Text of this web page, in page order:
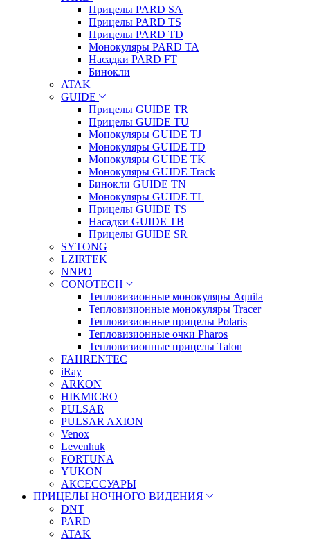
Прицелы PARD SA
Прицелы PARD TS
Прицелы PARD TD
Монокуляры PARD TA
Насадки PARD FT
Бинокли
ATAK
GUIDE
Прицелы GUIDE TR
Прицелы GUIDE TU
Монокуляры GUIDE TJ
Монокуляры GUIDE TD
Монокуляры GUIDE TK
Монокуляры GUIDE Track
Бинокли GUIDE TN
Монокуляры GUIDE TL
Прицелы GUIDE TS
Насадки GUIDE TB
Прицелы GUIDE SR
SYTONG
LZIRTEK
NNPO
CONOTECH
Тепловизионные монокуляры Aquila
Тепловизионные монокуляры Tracer
Тепловизионные прицелы Polaris
Тепловизионные очки Pharos
Тепловизионные прицелы Talon
FAHRENTEC
iRay
ARKON
HIKMICRO
PULSAR
PULSAR AXION
Venox
Levenhuk
FORTUNA
YUKON
АКСЕССУАРЫ
ПРИЦЕЛЫ НОЧНОГО ВИДЕНИЯ
DNT
PARD
ATAK